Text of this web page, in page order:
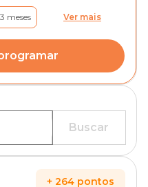
3 meses Ver mais
Buscar
+ 264 pontos